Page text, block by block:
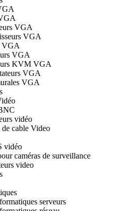
VGA
VGA
VGA
VGA
KVM VGA
VGA
VGA
vidéo
cable Video
vidéo
caméras de surveillance
video
serveurs